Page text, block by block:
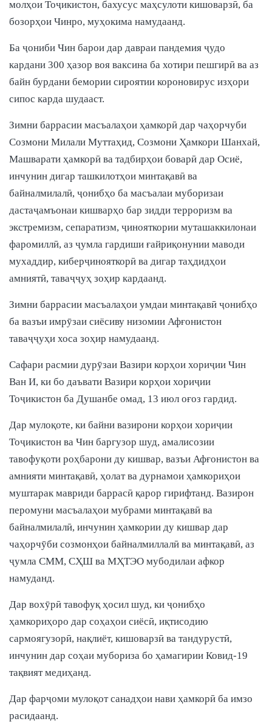
молҳои Тоҷикистон, бахусус маҳсулоти кишоварзӣ, ба
бозорҳои Чинро, муҳокима намудаанд.
Ба ҷониби Чин барои дар давраи пандемия ҷудо
кардани 300 ҳазор воя ваксина ба хотири пешгирӣ ва аз
байн бурдани бемории сироятии короновирус изҳори
сипос карда шудааст.
Зимни баррасии масъалаҳои ҳамкорӣ дар чаҳорчуби
Созмони Милали Муттаҳид, Созмони Ҳамкори Шанхай,
Машварати ҳамкорӣ ва тадбирҳои боварӣ дар Осиё,
инчунин дигар ташкилотҳои минтақавӣ ва
байналмилалӣ, ҷонибҳо ба масъалаи муборизаи
дастаҷамъонаи кишварҳо бар зидди терроризм ва
экстремизм, сепаратизм, ҷинояткории муташаккилонаи
фаромиллӣ, аз ҷумла гардиши ғайриқонунии маводи
мухаддир, киберҷинояткорӣ ва дигар таҳдидҳои
амниятӣ, таваҷҷуҳ зоҳир кардаанд.
Зимни баррасии масъалаҳои умдаи минтақавӣ ҷонибҳо
ба вазъи имрӯзаи сиёсиву низомии Афғонистон
таваҷҷуҳи хоса зоҳир намудаанд.
Сафари расмии дурӯзаи Вазири корҳои хориҷии Чин
Ван И, ки бо даъвати Вазири корҳои хориҷии
Тоҷикистон ба Душанбе омад, 13 июл оғоз гардид.
Дар мулоқоте, ки байни вазирони корҳои хориҷии
Тоҷикистон ва Чин баргузор шуд, амалисозии
тавофуқоти роҳбарони ду кишвар, вазъи Афғонистон ва
амнияти минтақавӣ, ҳолат ва дурнамои ҳамкориҳои
муштарак мавриди баррасӣ қарор гирифтанд. Вазирон
перомуни масъалаҳои мубрами минтақавӣ ва
байналмилалӣ, инчунин ҳамкории ду кишвар дар
чаҳорчӯби созмонҳои байналмиллалӣ ва минтақавӣ, аз
ҷумла СММ, СҲШ ва МҲТЭО мубодилаи афкор
намуданд.
Дар вохӯрӣ тавофуқ ҳосил шуд, ки ҷонибҳо
ҳамкориҳоро дар соҳаҳои сиёсӣ, иқтисодию
сармоягузорӣ, нақлиёт, кишоварзӣ ва тандурустӣ,
инчунин дар соҳаи мубориза бо ҳамагирии Ковид-19
тақвият медиҳанд.
Дар фарҷоми мулоқот санадҳои нави ҳамкорӣ ба имзо
расидаанд.